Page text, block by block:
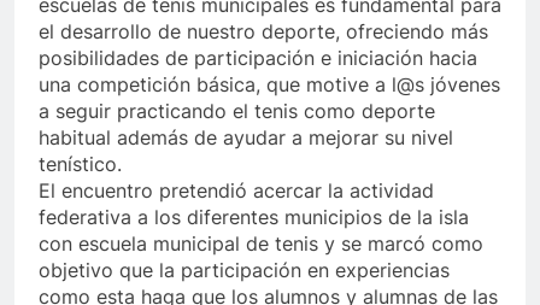
escuelas de tenis municipales es fundamental para
el desarrollo de nuestro deporte, ofreciendo más
posibilidades de participación e iniciación hacia
una competición básica, que motive a l@s jóvenes
a seguir practicando el tenis como deporte
habitual además de ayudar a mejorar su nivel
tenístico.
El encuentro pretendió acercar la actividad
federativa a los diferentes municipios de la isla
con escuela municipal de tenis y se marcó como
objetivo que la participación en experiencias
como esta haga que los alumnos y alumnas de las